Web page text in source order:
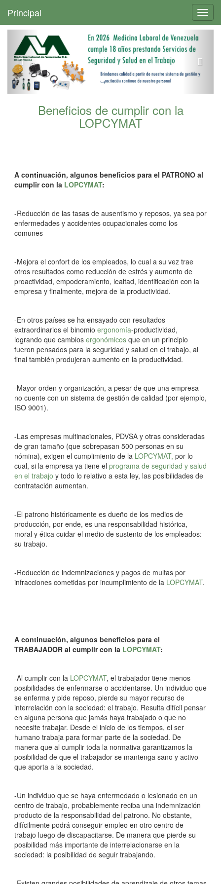
Principal
Beneficios de cumplir con la
LOPCYMAT
A continuación, algunos beneficios para el PATRONO al
cumplir con la LOPCYMAT:
-Reducción de las tasas de ausentismo y reposos, ya sea por
enfermedades y accidentes ocupacionales como los
comunes
-Mejora el confort de los empleados, lo cual a su vez trae
otros resultados como reducción de estrés y aumento de
proactividad, empoderamiento, lealtad, identificación con la
empresa y finalmente, mejora de la productividad.
-En otros países se ha ensayado con resultados
extraordinarios el binomio ergonomía-productividad,
logrando que cambios ergonómicos que en un principio
fueron pensados para la seguridad y salud en el trabajo, al
final también produjeran aumento en la productividad.
-Mayor orden y organización, a pesar de que una empresa
no cuente con un sistema de gestión de calidad (por ejemplo,
ISO 9001).
-Las empresas multinacionales, PDVSA y otras consideradas
de gran tamaño (que sobrepasan 500 personas en su
nómina), exigen el cumplimiento de la LOPCYMAT, por lo
cual, si la empresa ya tiene el programa de seguridad y salud
en el trabajo y todo lo relativo a esta ley, las posibilidades de
contratación aumentan.
-El patrono históricamente es dueño de los medios de
producción, por ende, es una responsabilidad histórica,
moral y ética cuidar el medio de sustento de los empleados:
su trabajo.
-Reducción de indemnizaciones y pagos de multas por
infracciones cometidas por incumplimiento de la LOPCYMAT.
A continuación, algunos beneficios para el
TRABAJADOR al cumplir con la LOPCYMAT:
-Al cumplir con la LOPCYMAT, el trabajador tiene menos
posibilidades de enfermarse o accidentarse. Un individuo que
se enferma y pide reposo, pierde su mayor recurso de
interrelación con la sociedad: el trabajo. Resulta difícil pensar
en alguna persona que jamás haya trabajado o que no
necesite trabajar. Desde el inicio de los tiempos, el ser
humano trabaja para formar parte de la sociedad. De
manera que al cumplir toda la normativa garantizamos la
posibilidad de que el trabajador se mantenga sano y activo
que aporta a la sociedad.
-Un individuo que se haya enfermedado o lesionado en un
centro de trabajo, probablemente reciba una indemnización
producto de la responsabilidad del patrono. No obstante,
difícilmente podrá conseguir empleo en otro centro de
trabajo luego de discapacitarse. De manera que pierde su
posibilidad más importante de interrelacionarse en la
sociedad: la posibilidad de seguir trabajando.